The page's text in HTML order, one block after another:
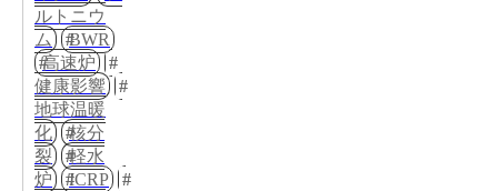
ルトニウ
ム
BWR
高速炉
健康影響
地球温暖
化
核分
裂
軽水
炉
ICRP